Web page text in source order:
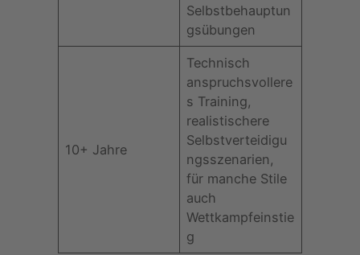
Selbstbehauptun
gsübungen
10+ Jahre
Technisch
anspruchsvollere
s Training,
realistischere
Selbstverteidigu
ngsszenarien,
für manche Stile
auch
Wettkampfeinstie
g